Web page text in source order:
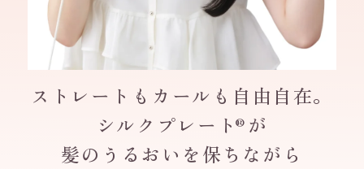
ストレートもカールも自由自在。
シルクプレート® が
髪のうるおいを保ちながら